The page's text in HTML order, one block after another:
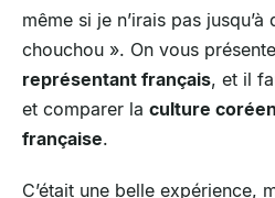
même si je n’irais pas jusqu’à
chouchou ». On vous
représentant français, et il
et comparer la culture
française.
C’était une belle expérience,